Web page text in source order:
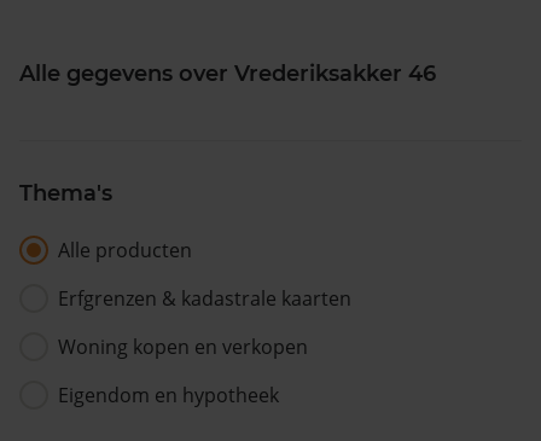
Alle gegevens over Vrederiksakker 46
Thema's
Alle producten
Erfgrenzen & kadastrale kaarten
Woning kopen en verkopen
Eigendom en hypotheek